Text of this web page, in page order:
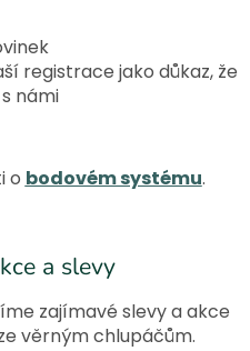
registrace jako důkaz, že
námi
o bodovém systému.
a slevy
zajímavé slevy a akce
věrným chlupáčům.